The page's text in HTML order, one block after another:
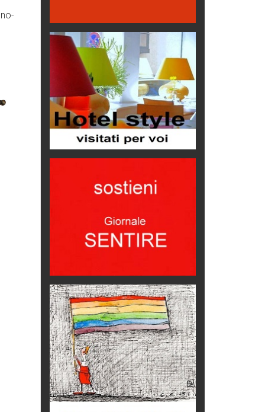
1500 anni dalla morte
Seconde case cambiano le scelte
degli italiani
Trend
Trentodoc Festival, bollicine di
montagna
eventi
Grecia, le donne di Olympos
Viaggi
Ecco come salvare il viaggio
C'era una volta la legge per le
valli del silenzio
Boboli, il giardino della botanica
Gioielli italiani
Menzogne di stato
Le dichiarazioni di Maurizio Federico
Chi è, e come difendersi dallo
scammer